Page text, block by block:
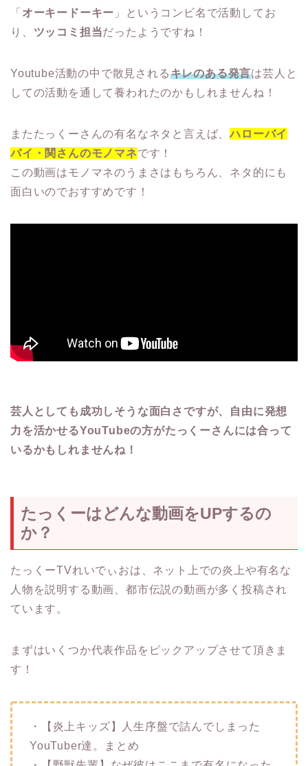
「 オーキードーキー 」というコンビ名で活動してお
り、 ツッコミ担当だったようですね！
Youtube活動の中で散見されるキレのある発言は芸人と
しての活動を通して養われたのかもしれませんね！
またたっくーさんの有名なネタと言えば、ハローバイ
バイ・関さんのモノマネです！
この動画はモノマネのうまさはもちろん、ネタ的にも
面白いのでおすすめです！
芸人としても成功しそうな面白さですが、自由に発想
力を活かせるYouTubeの方がたっくーさんには合って
いるかもしれませんね！
たっくーはどんな動画をUPするの
か？
たっくーTVれいでぃおは、ネット上での炎上や有名な
人物を説明する動画、都市伝説の動画が多く投稿され
ています。
まずはいくつか代表作品をピックアップさせて頂きま
す！
・【炎上キッズ】人生序盤で詰んでしまった
YouTuber達。まとめ